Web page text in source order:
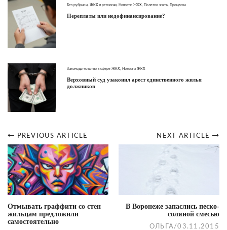
Без рубрики ЖКХ в регионах Новости ЖКХ Полезно знать, Процессы
Переплаты или недофинансирование?
Законодательство в сфере ЖКХ Новости ЖКХ
Верховный суд узаконил арест единственного жилья
должников
Post
navigation
NEXT ARTICLE
В Воронеже запаслись песко-
соляной смесью
ОЛЬГА /03.11.2015
PREVIOUS ARTICLE
Отмывать граффити со стен
жильцам предложили
самостоятельно